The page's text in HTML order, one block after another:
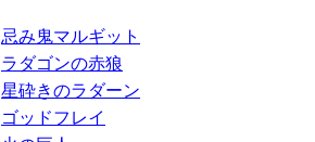
忌み鬼マルギット
ラダゴンの赤狼
星砕きのラダーン
ゴッドフレイ